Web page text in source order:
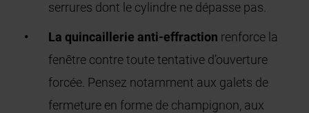
serrures dont le cylindre ne dépasse pas.
La quincaillerie anti-effraction renforce la
fenêtre contre toute tentative d’ouverture
forcée. Pensez notamment aux galets de
fermeture en forme de champignon, aux